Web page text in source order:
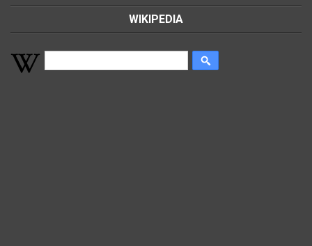
WIKIPEDIA